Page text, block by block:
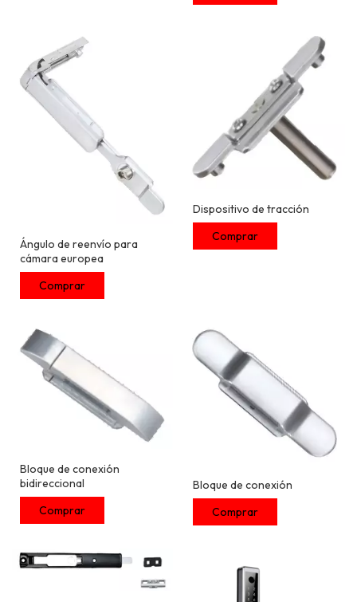
Ángulo de reenvío para
cámara europea
Dispositivo de tracción
Bloque de conexión
bidireccional
Bloque de conexión